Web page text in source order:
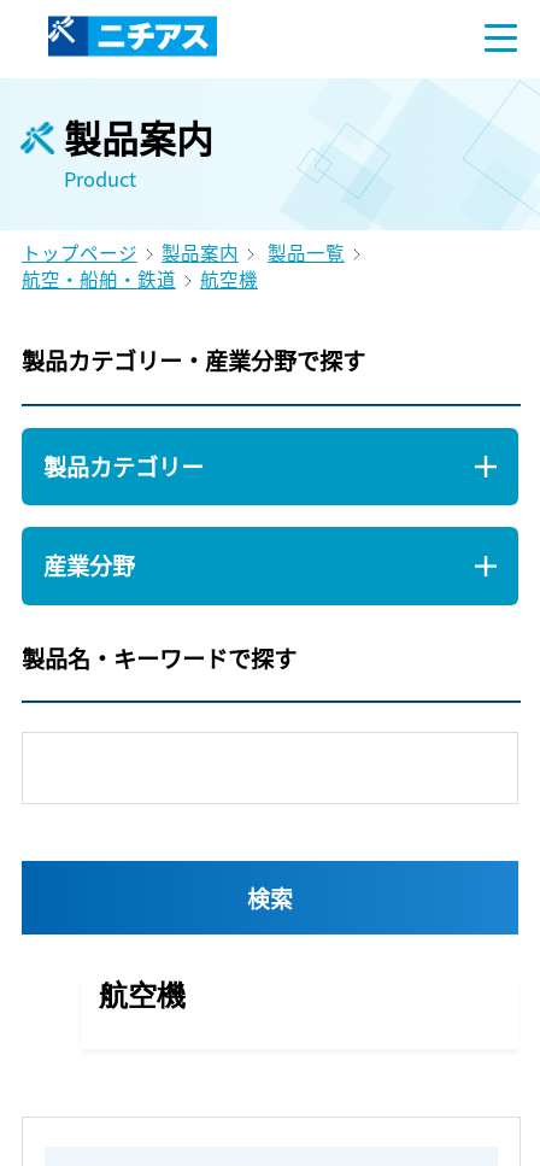
製品案内
Product
トップページ 製品案内
製品一覧
航空・船舶・鉄道
航空機
製品カテゴリー・産業分野で探す
製品カテゴリー
産業分野
製品名・キーワードで探す
航空機